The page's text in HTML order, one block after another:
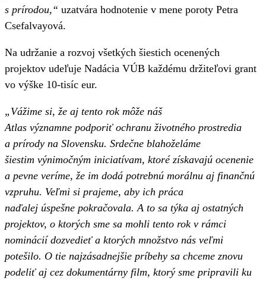
s prírodou,“ uzatvára hodnotenie v mene poroty Petra
Csefalvayová.
Na udržanie a rozvoj všetkých šiestich ocenených
projektov udeľuje Nadácia VÚB každému držiteľovi grant
vo výške 10-tisíc eur.
„Vážime si, že aj tento rok môže náš
Atlas významne podporiť ochranu životného prostredia
a prírody na Slovensku. Srdečne blahoželáme
šiestim výnimočným iniciatívam, ktoré získavajú ocenenie
a pevne veríme, že im dodá potrebnú morálnu aj finančnú
vzpruhu. Veľmi si prajeme, aby ich práca
naďalej úspešne pokračovala. A to sa týka aj ostatných
projektov, o ktorých sme sa mohli tento rok v rámci
nominácií dozvedieť a ktorých množstvo nás veľmi
potešilo. O tie najzásadnejšie príbehy sa chceme znovu
podeliť aj cez dokumentárny film, ktorý sme pripravili ku